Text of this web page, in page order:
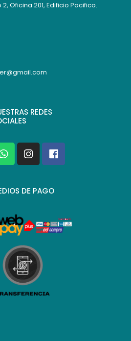
2, Oficina 201, Edificio Pacifico.
REDES
W
h
a
s
p
I
n
s
a
a
m
F
a
c
b
k
DE PAGO